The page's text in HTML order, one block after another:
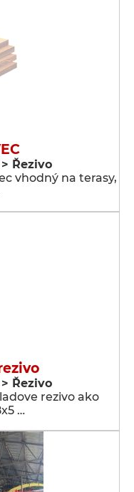
Řezivo
vhodný na terasy,
Řezivo
rezivo ako
…